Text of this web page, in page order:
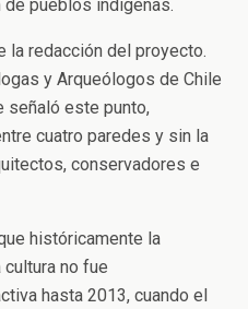
pueblos indígenas.
la redacción del proyecto.
y Arqueólogos de Chile
señaló este punto,
cuatro paredes y sin la
conservadores e
históricamente la
no fue
hasta 2013, cuando el